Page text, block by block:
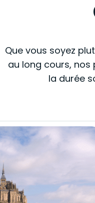
Que vous soyez
au long cours, nos
la durée